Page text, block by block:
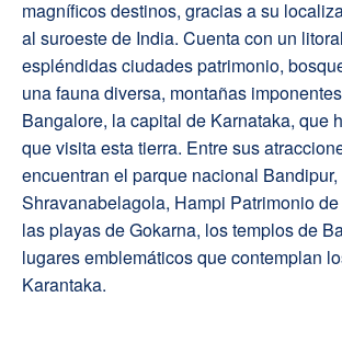
magníficos destinos, gracias a su
al suroeste de India. Cuenta con un
espléndidas ciudades patrimonio,
una fauna diversa, montañas
Bangalore, la capital de Karnataka, que
que visita esta tierra. Entre sus
encuentran el parque nacional Bandipur,
Shravanabelagola, Hampi Patrimonio
las playas de Gokarna, los templos de
lugares emblemáticos que contemplan
Karantaka.